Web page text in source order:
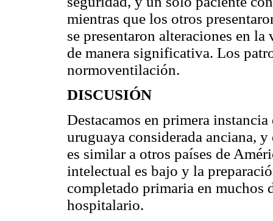
mientras que los otros
se presentaron alteraciones en
de manera significativa. Los
normoventilación.
DISCUSIÓN
Destacamos en primera
uruguaya considerada anciana,
es similar a otros países de
intelectual es bajo y la
completado primaria en muchos
hospitalario.